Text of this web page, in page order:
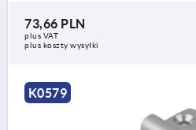
73,66 PLN
plus VAT
plus koszty wysyłki
K0579